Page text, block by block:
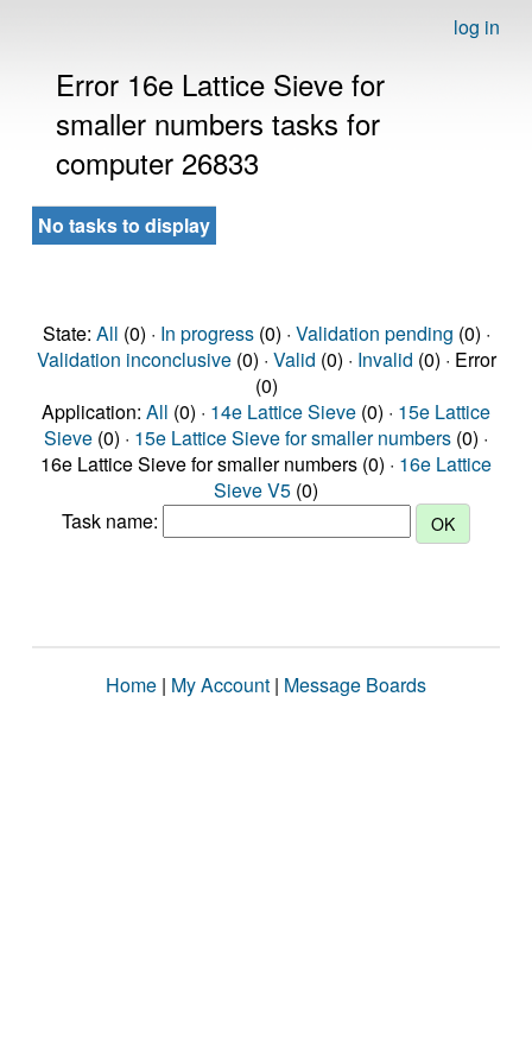
log in
Error 16e Lattice Sieve for
smaller numbers tasks for
computer 26833
No tasks to display
State: All (0) · In progress(0) · Validation pending (0) ·
Validation inconclusive(0) · Valid (0) · Invalid (0) · Error
(0)
Application: All (0) · 14e Lattice Sieve (0) · 15e Lattice
Sieve (0) · 15e Lattice Sieve for smaller numbers (0) ·
16e Lattice Sieve for smaller numbers (0) · 16e Lattice
Sieve V5 (0)
Task name:
Home | My Account | Message Boards